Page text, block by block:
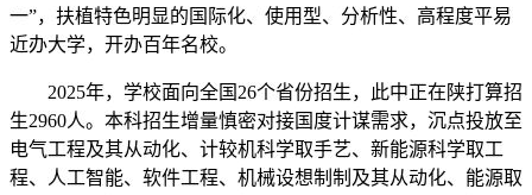
一”，扶植特色明显的国际化、使用型、分析性、高程度平易
近办大学，开办百年名校。
2025年，学校面向全国26个省份招生，此中正在陕打算招
生2960人。本科招生增量慎密对接国度计谋需求，沉点投放至
电气工程及其从动化、计较机科学取手艺、新能源科学取工
程、人工智能、软件工程、机械设想制制及其从动化、能源取